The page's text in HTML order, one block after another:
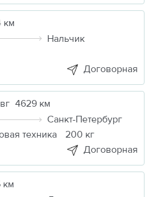
км
Нальчик
Договорная
4629 км
Санкт-Петербург
техника
200 кг
Договорная
км